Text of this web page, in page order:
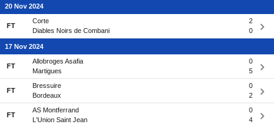
20 Nov 2024
FT
Corte
2
Diables Noirs de Combani
0
17 Nov 2024
FT
Allobroges Asafia
0
Martigues
5
FT
Bressuire
0
Bordeaux
2
FT
AS Montferrand
0
L'Union Saint Jean
4